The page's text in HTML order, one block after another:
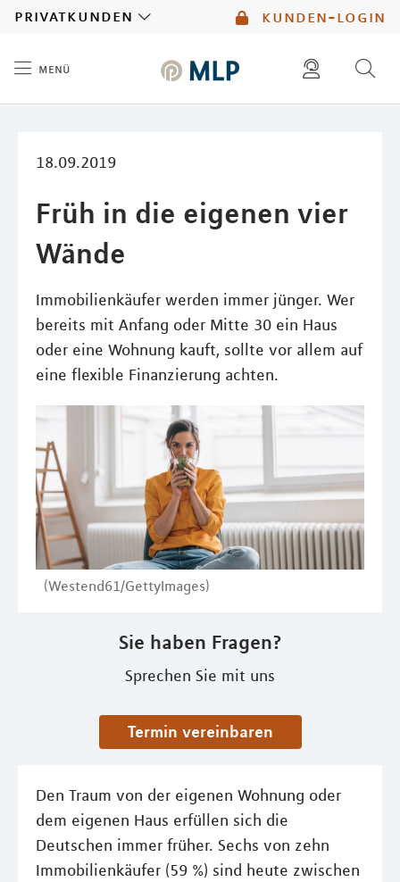
kunden-login
privatkunden
menü
18.09.2019
Früh in die eigenen vier
Wände
Immobilienkäufer werden immer jünger. Wer
bereits mit Anfang oder Mitte 30 ein Haus
oder eine Wohnung kauft, sollte vor allem auf
eine flexible Finanzierung achten.
(Westend61/GettyImages)
Sie haben Fragen?
Sprechen Sie mit uns
Termin vereinbaren
Den Traum von der eigenen Wohnung oder
dem eigenen Haus erfüllen sich die
Deutschen immer früher. Sechs von zehn
Immobilienkäufer (59 %) sind heute zwischen